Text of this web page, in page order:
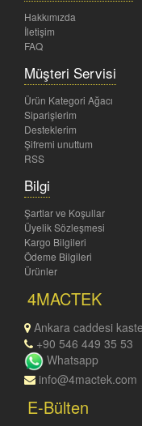
Hakkımızda
İletişim
FAQ
Müşteri Servisi
Ürün Kategori Ağacı
Siparişlerim
Desteklerim
Şifremi unuttum
RSS
Bilgi
Şartlar ve Koşullar
Üyelik Sözleşmesi
Kargo Bilgileri
Ödeme Bilgileri
Ürünler
4MACTEK
Ankara caddesi
+90 546 449 35 53
Whatsapp
info@4mactek.com
E-Bülten